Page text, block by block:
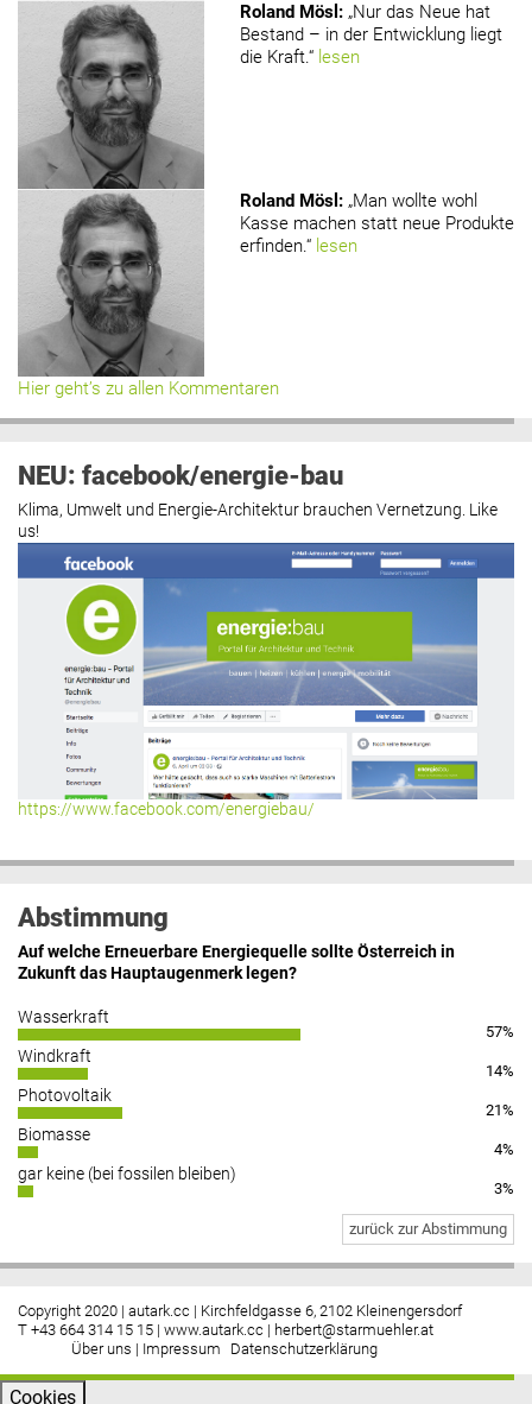
Roland Mösl : „Nur das Neue hat
Bestand – in der Entwicklung liegt
die Kraft.“ lesen
Roland Mösl : „Man wollte wohl
Kasse machen statt neue Produkte
erfinden.“ lesen
Hier geht’s zu allen Kommentaren
NEU: facebook/energie-bau
Klima, Umwelt und Energie-Architektur brauchen Vernetzung. Like
us!
https://www.facebook.com/energiebau/
Abstimmung
Auf welche Erneuerbare Energiequelle sollte Österreich in
Zukunft das Hauptaugenmerk legen?
Wasserkraft
57%
Windkraft
14%
Photovoltaik
21%
Biomasse
4%
gar keine (bei fossilen bleiben)
3%
zurück zur Abstimmung
Copyright 2020 | autark.cc | Kirchfeldgasse 6, 2102 Kleinengersdorf
T +43 664 314 15 15 | www.autark.cc | herbert@starmuehler.at
Über uns | Impressum Datenschutzerklärung
Cookies